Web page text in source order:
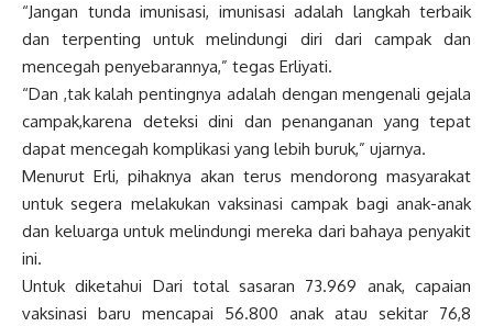
“Jangan tunda imunisasi, imunisasi adalah langkah terbaik
dan terpenting untuk melindungi diri dari campak dan
mencegah penyebarannya,” tegas Erliyati.
“Dan ,tak kalah pentingnya adalah dengan mengenali gejala
campak,karena deteksi dini dan penanganan yang tepat
dapat mencegah komplikasi yang lebih buruk,” ujarnya.
Menurut Erli, pihaknya akan terus mendorong masyarakat
untuk segera melakukan vaksinasi campak bagi anak-anak
dan keluarga untuk melindungi mereka dari bahaya penyakit
ini.
Untuk diketahui Dari total sasaran 73.969 anak, capaian
vaksinasi baru mencapai 56.800 anak atau sekitar 76,8